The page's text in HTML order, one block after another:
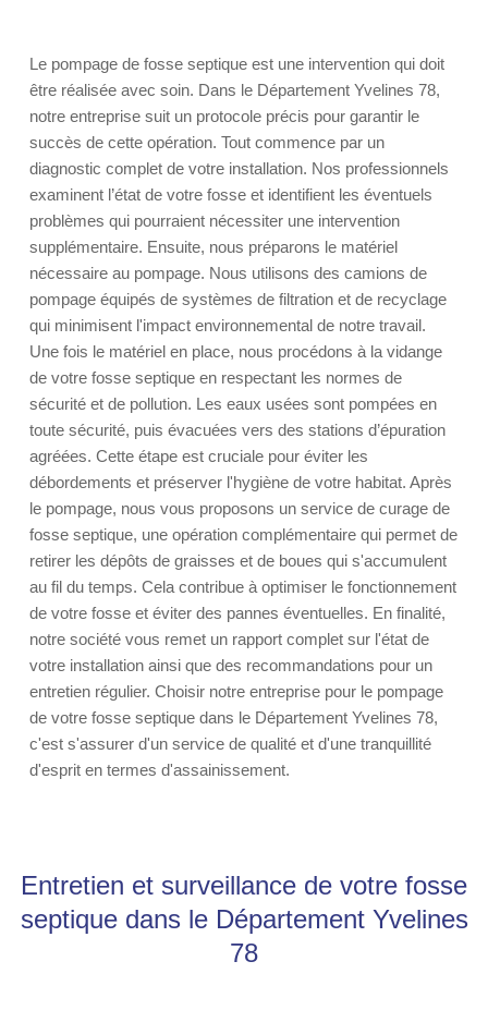
Le pompage de fosse septique est une intervention qui doit
être réalisée avec soin. Dans le Département Yvelines 78,
notre entreprise suit un protocole précis pour garantir le
succès de cette opération. Tout commence par un
diagnostic complet de votre installation. Nos professionnels
examinent l’état de votre fosse et identifient les éventuels
problèmes qui pourraient nécessiter une intervention
supplémentaire. Ensuite, nous préparons le matériel
nécessaire au pompage. Nous utilisons des camions de
pompage équipés de systèmes de filtration et de recyclage
qui minimisent l'impact environnemental de notre travail.
Une fois le matériel en place, nous procédons à la vidange
de votre fosse septique en respectant les normes de
sécurité et de pollution. Les eaux usées sont pompées en
toute sécurité, puis évacuées vers des stations d’épuration
agréées. Cette étape est cruciale pour éviter les
débordements et préserver l'hygiène de votre habitat. Après
le pompage, nous vous proposons un service de curage de
fosse septique, une opération complémentaire qui permet de
retirer les dépôts de graisses et de boues qui s'accumulent
au fil du temps. Cela contribue à optimiser le fonctionnement
de votre fosse et éviter des pannes éventuelles. En finalité,
notre société vous remet un rapport complet sur l'état de
votre installation ainsi que des recommandations pour un
entretien régulier. Choisir notre entreprise pour le pompage
de votre fosse septique dans le Département Yvelines 78,
c'est s'assurer d'un service de qualité et d'une tranquillité
d'esprit en termes d'assainissement.
Entretien et surveillance de votre fosse
septique dans le Département Yvelines
78